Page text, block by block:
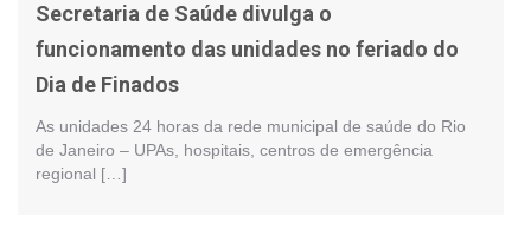
Secretaria de Saúde divulga o
funcionamento das unidades no feriado do
Dia de Finados
As unidades 24 horas da rede municipal de saúde do Rio
de Janeiro – UPAs, hospitais, centros de emergência
regional […]